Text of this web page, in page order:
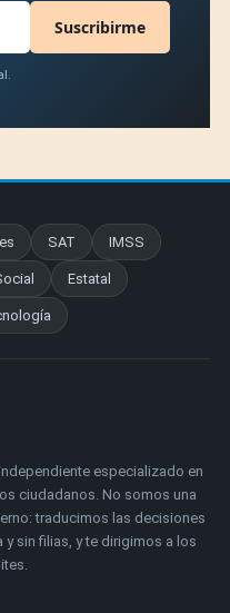
Suscribirme
SAT IMSS
Estatal
especializado en
ciudadanos. No somos una
traducimos las decisiones
sin filias, y te dirigimos a los